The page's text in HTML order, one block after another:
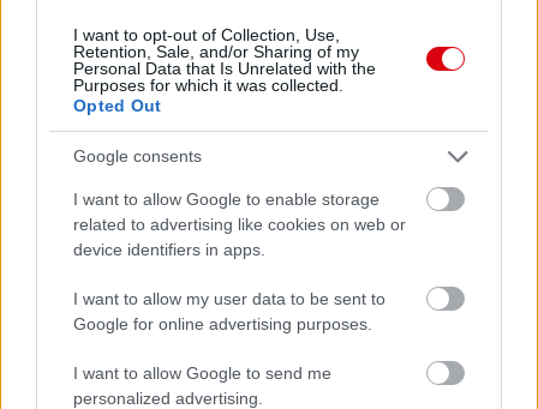
I want to opt-out of Collection, Use,
Retention, Sale, and/or Sharing of my
Personal Data that Is Unrelated with the
Purposes for which it was collected.
Opted Out
Google consents
I want to allow Google to enable storage
related to advertising like cookies on web or
device identifiers in apps.
I want to allow my user data to be sent to
Google for online advertising purposes.
I want to allow Google to send me
personalized advertising.
Paris Saint-Germainvs
Manchester United
Felkészülési szezon 4. mérkőzés
Nya Ullevi, Göteborg
AC MilanvsManchester United2026-08-15 18:00
ELŐZŐ MÉRKŐZÉSEK